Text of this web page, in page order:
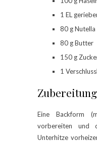
1 EL
80 g Nutella
80 g Butter
150 g
1
Zubereitung
Eine Backform
vorbereiten und
Unterhitze